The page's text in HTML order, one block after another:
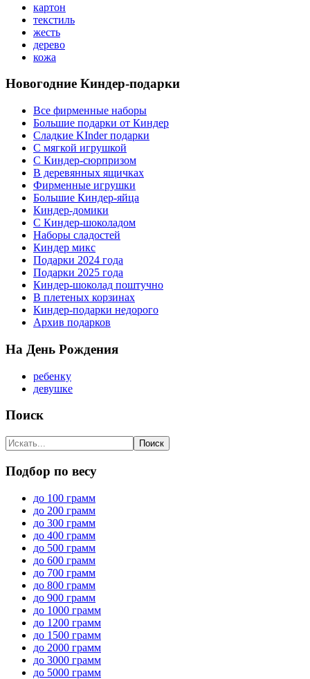
картон
текстиль
жесть
дерево
кожа
Новогодние Киндер-подарки
Все фирменные наборы
Большие подарки от Киндер
Сладкие KInder подарки
С мягкой игрушкой
С Киндер-сюрпризом
В деревянных ящичках
Фирменные игрушки
Большие Киндер-яйца
Киндер-домики
С Киндер-шоколадом
Наборы сладостей
Киндер микс
Подарки 2024 года
Подарки 2025 года
Киндер-шоколад поштучно
В плетеных корзинах
Киндер-подарки недорого
Архив подарков
На День Рождения
ребенку
девушке
Поиск
Подбор по весу
до 100 грамм
до 200 грамм
до 300 грамм
до 400 грамм
до 500 грамм
до 600 грамм
до 700 грамм
до 800 грамм
до 900 грамм
до 1000 грамм
до 1200 грамм
до 1500 грамм
до 2000 грамм
до 3000 грамм
до 5000 грамм